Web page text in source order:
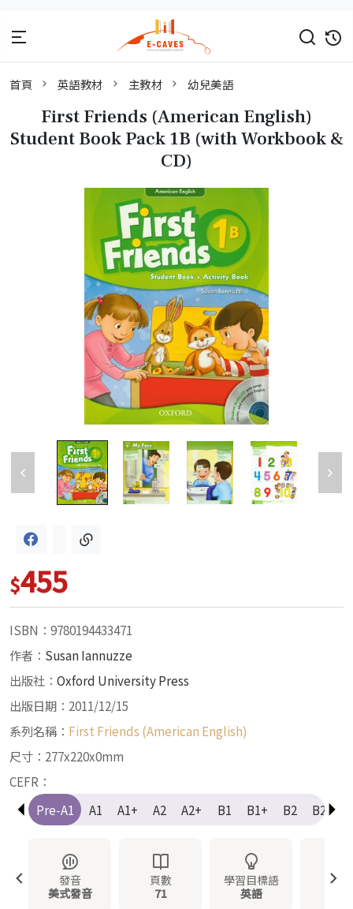
首頁 英語教材 主教材 幼兒美語
First Friends (American English)
Student Book Pack 1B (with Workbook &
CD)
$455
ISBN：9780194433471
作者： Susan Iannuzze
出版社： Oxford University Press
出版日期：2011/12/15
系列名稱： First Friends (American English)
尺寸：277x220x0mm
CEFR：
Pre-A1
A1 A1+ A2 A2+ B1 B1+ B2 B2+
發音
美式發音
頁數
71
學習目標語
英語
裝訂